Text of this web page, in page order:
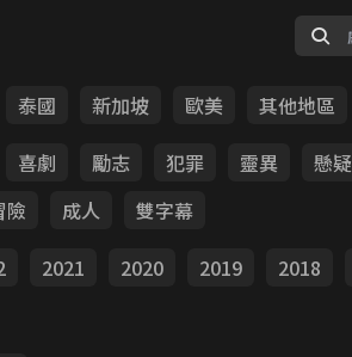
泰國 新加坡 歐美
其他地區
喜劇 勵志 犯罪 靈異 懸疑
險 成人
雙字幕
2021 2020 2019 2018